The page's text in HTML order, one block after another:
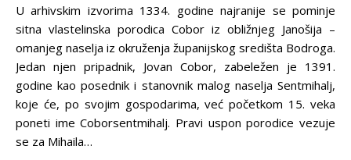
U arhivskim izvorima 1334. godine najranije se pominje
sitna vlastelinska porodica Cobor iz obližnjeg Janošija –
omanjeg naselja iz okruženja županijskog središta Bodroga.
Jedan njen pripadnik, Jovan Cobor, zabeležen je 1391.
godine kao posednik i stanovnik malog naselja Sentmihalj,
koje će, po svojim gospodarima, već početkom 15. veka
poneti ime Coborsentmihalj. Pravi uspon porodice vezuje
se za Mihaila…